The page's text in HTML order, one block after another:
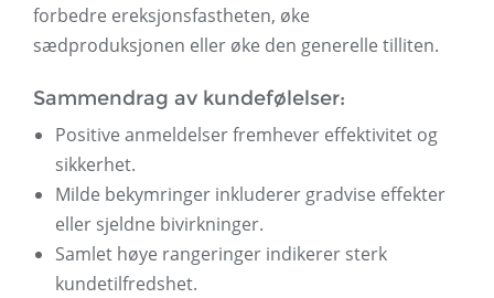
forbedre ereksjonsfastheten, øke
sædproduksjonen eller øke den generelle tilliten.
Sammendrag av kundefølelser:
Positive anmeldelser fremhever effektivitet og
sikkerhet.
Milde bekymringer inkluderer gradvise effekter
eller sjeldne bivirkninger.
Samlet høye rangeringer indikerer sterk
kundetilfredshet.